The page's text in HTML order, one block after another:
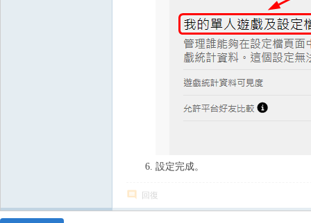
設定完成。
回復